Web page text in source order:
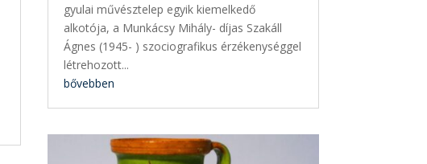
gyulai művésztelep egyik kiemelkedő
alkotója, a Munkácsy Mihály- díjas Szakáll
Ágnes (1945- ) szociografikus érzékenységgel
létrehozott...
bővebben